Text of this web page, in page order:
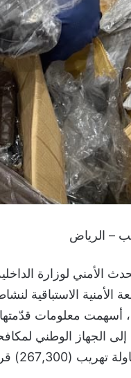
– الرياض
الأمني لوزارة
الأمنية الاستباقية
أسهمت معلومات قدّمتها
الجهاز الوطني
قرص من مادة الإمفيتامين المخدر.